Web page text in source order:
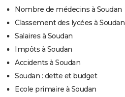
Nombre de médecins à Soudan
Classement des lycées à Soudan
Salaires à Soudan
Impôts à Soudan
Accidents à Soudan
Soudan : dette et budget
Ecole primaire à Soudan